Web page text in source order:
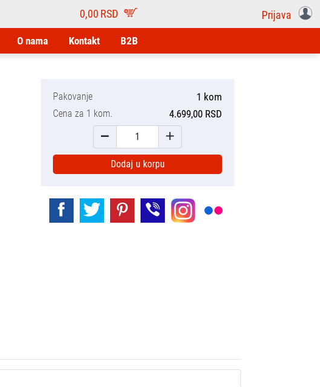
0,00 RSD Prijava
O nama Kontakt B2B
Pakovanje 1 kom
Cena za 1 kom. 4.699,00 RSD
Dodaj u korpu